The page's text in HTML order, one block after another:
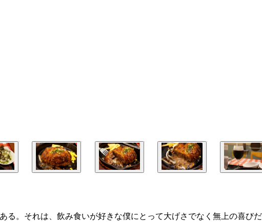
る。それは、飲み食いが好きな僕にとって大げさでなく無上の喜びだ